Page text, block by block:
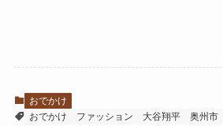
おでかけ
おでかけ
ファッション 大谷翔平 奥州市